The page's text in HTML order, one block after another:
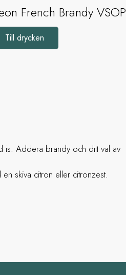
French Brandy VSOP
Till drycken
is. Addera brandy och ditt val av
skiva citron eller citronzest.